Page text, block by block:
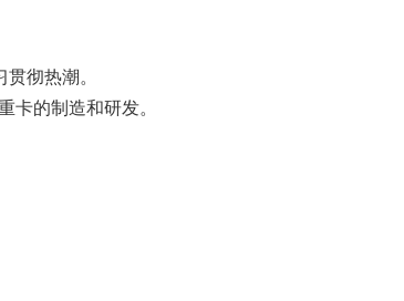
彻热潮。
卡的制造和研发。